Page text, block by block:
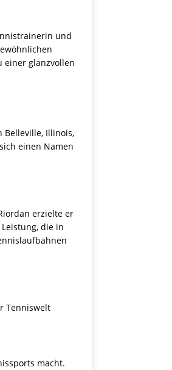
und
einer glanzvollen
Belleville, Illinois,
einen Namen
erzielte er
die in
Tenniswelt
macht.